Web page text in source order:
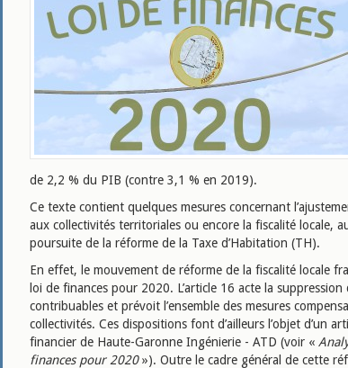
de 2,2 % du PIB (contre 3,1 % en 2019).
Ce texte contient quelques mesures concernant
aux collectivités territoriales ou encore la fiscalité locale,
poursuite de la réforme de la Taxe d’Habitation (TH).
En effet, le mouvement de réforme de la fiscalité locale
loi de finances pour 2020. L’article 16 acte la
contribuables et prévoit l’ensemble des mesures
collectivités. Ces dispositions font d’ailleurs l’objet d’un
financier de Haute-Garonne Ingénierie - ATD (voir «
finances pour 2020»). Outre le cadre général de cette